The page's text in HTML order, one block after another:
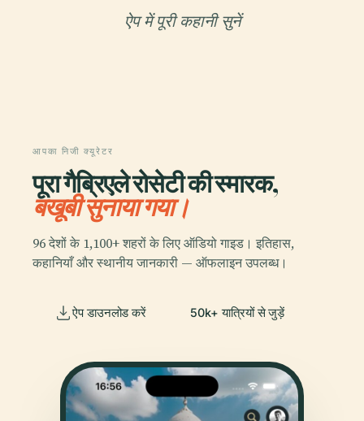
ऐप में पूरी कहानी सुनें
आपका निजी क्यूरेटर
पूरा गैब्रिएले रोसेटी की स्मारक,
बखूबी सुनाया गया।
96 देशों के 1,100+ शहरों के लिए ऑडियो गाइड। इतिहास,
कहानियाँ और स्थानीय जानकारी — ऑफलाइन उपलब्ध।
ऐप डाउनलोड करें 50k+ यात्रियों से जुड़ें